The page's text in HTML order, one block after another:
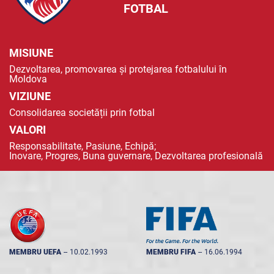
FOTBAL
MISIUNE
Dezvoltarea, promovarea și protejarea fotbalului în
Moldova
VIZIUNE
Consolidarea societății prin fotbal
VALORI
Responsabilitate, Pasiune, Echipă;
Inovare, Progres, Buna guvernare, Dezvoltarea profesională
MEMBRU UEFA -- 10.02.1993 MEMBRU FIFA -- 16.06.1994